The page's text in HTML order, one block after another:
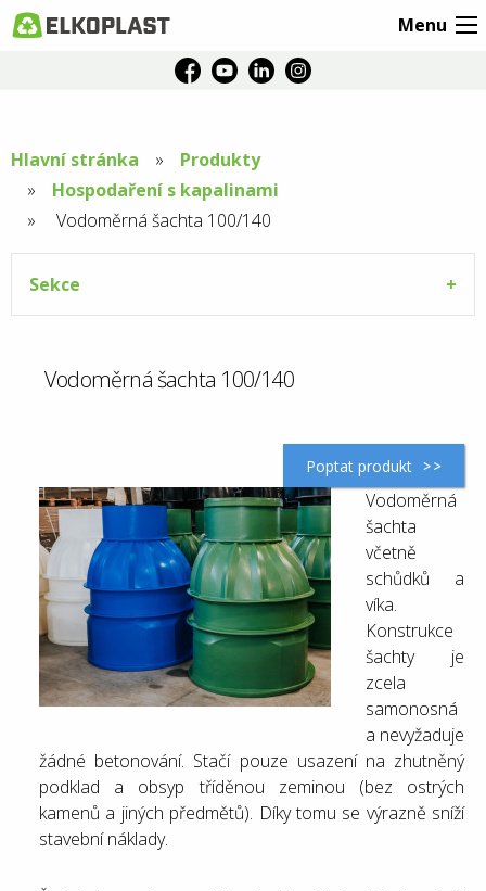
Menu
Hlavní stránka
Produkty
Hospodaření s kapalinami
Aktuální
stránka:
Vodoměrná šachta 100/140
Sekce
Vodoměrná šachta 100/140
Poptat produkt
Vodoměrná
šachta
včetně
schůdků a
víka.
Konstrukce
šachty je
zcela
samonosná
a nevyžaduje
žádné betonování. Stačí pouze usazení na zhutněný
podklad a obsyp tříděnou zeminou (bez ostrých
kamenů a jiných předmětů). Díky tomu se výrazně sníží
stavební náklady.